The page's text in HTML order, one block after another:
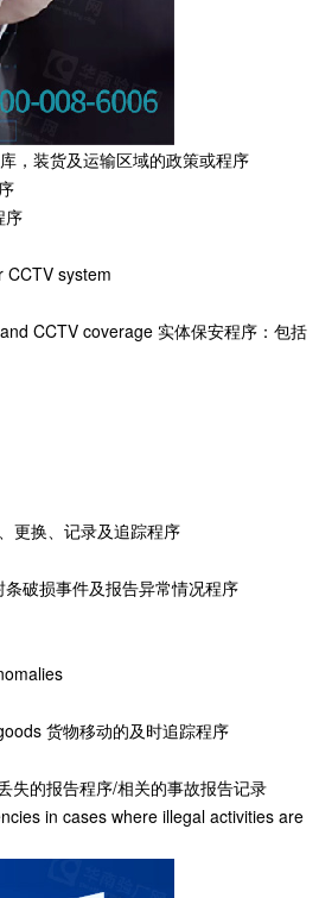
装货及运输区域的政策或程序
序
system
CCTV coverage 实体保安程序：包括
换、记录及追踪程序
破损事件及报告异常情况程序
货物移动的及时追踪程序
的报告程序/相关的事故报告记录
in cases where illegal activities are